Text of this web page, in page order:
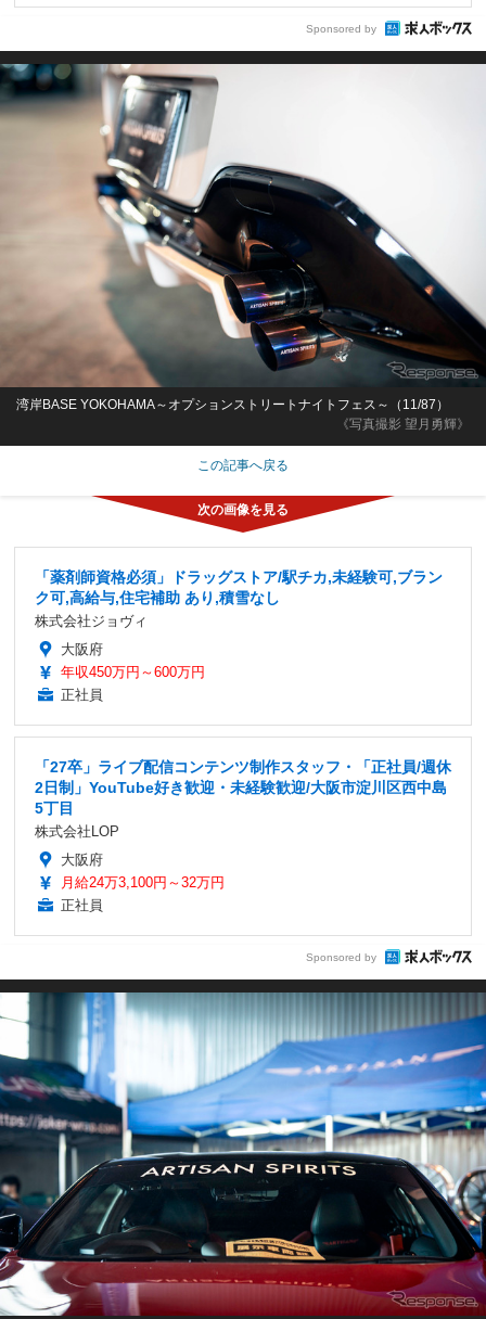
Sponsored by
《写真撮影 望月勇輝》
湾岸BASE YOKOHAMA～オプションストリートナイトフェス～（11/87）
この記事へ戻る
「薬剤師資格必須」ドラッグストア/駅チカ,未経験可,ブラン
ク可,高給与,住宅補助 あり,積雪なし
株式会社ジョヴィ
大阪府
年収450万円～600万円
正社員
「27卒」ライブ配信コンテンツ制作スタッフ・「正社員/週休
2日制」YouTube好き歓迎・未経験歓迎/大阪市淀川区西中島
5丁目
株式会社LOP
大阪府
月給24万3,100円～32万円
正社員
Sponsored by